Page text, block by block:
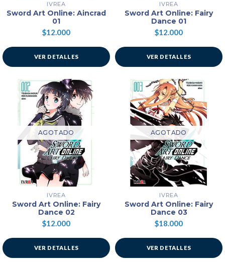
IVREA
Sword Art Online: Aincrad
01
$12.000
VER DETALLES
IVREA
Sword Art Online: Fairy
Dance 01
$12.000
VER DETALLES
AGOTADO
IVREA
Sword Art Online: Fairy
Dance 02
$12.000
VER DETALLES
AGOTADO
IVREA
Sword Art Online: Fairy
Dance 03
$18.000
VER DETALLES